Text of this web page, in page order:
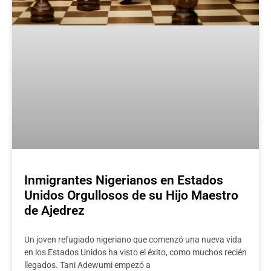
Inmigrantes Nigerianos en Estados
Unidos Orgullosos de su Hijo Maestro
de Ajedrez
Un joven refugiado nigeriano que comenzó una nueva vida
en los Estados Unidos ha visto el éxito, como muchos recién
llegados. Tani Adewumi empezó a